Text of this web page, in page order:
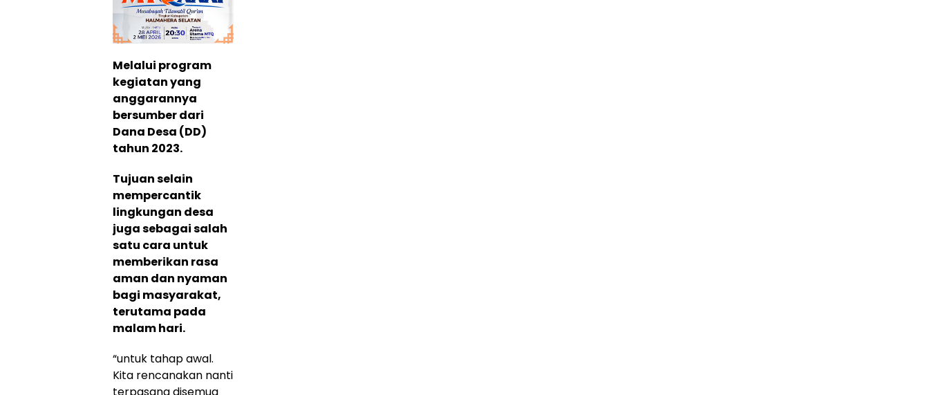
Melalui program
kegiatan yang
anggarannya
bersumber dari
Dana Desa (DD)
tahun 2023.
Tujuan selain
mempercantik
lingkungan desa
juga sebagai salah
satu cara untuk
memberikan rasa
aman dan nyaman
bagi masyarakat,
terutama pada
malam hari.
“untuk tahap awal.
Kita rencanakan nanti